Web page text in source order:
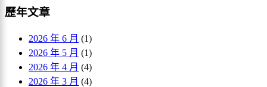
歷年文章
2026 年 6 月 (1)
2026 年 5 月 (1)
2026 年 4 月 (4)
2026 年 3 月 (4)